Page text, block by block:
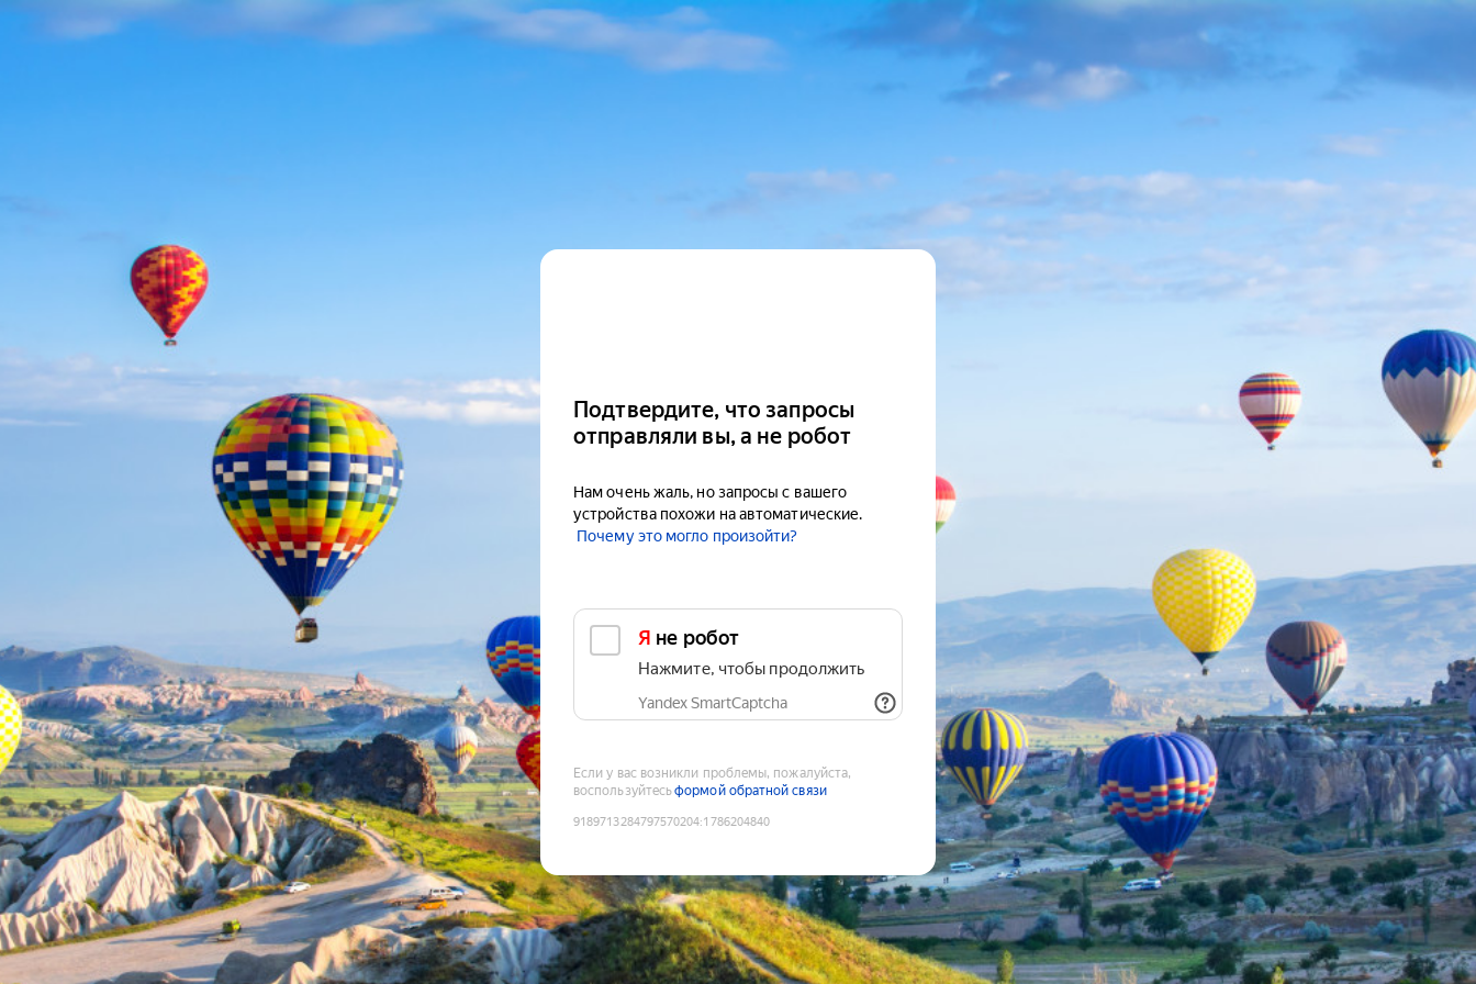
Подтвердите, что запросы
отправляли вы, а не робот
Нам очень жаль, но запросы с вашего
устройства похожи на автоматические.
Почему это могло произойти?
Я не робот
Нажмите, чтобы продолжить
Yandex SmartCaptcha
Если у вас возникли проблемы, пожалуйста,
воспользуйтесьформой обратной связи
9189713284797570204:1786204840